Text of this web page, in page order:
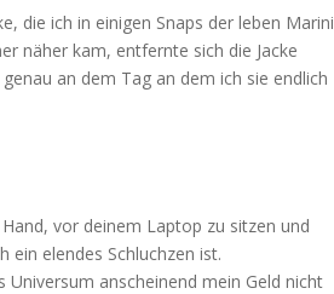
die ich in einigen Snaps der leben Marini
näher kam, entfernte sich die Jacke
an dem Tag an dem ich sie endlich
vor deinem Laptop zu sitzen und
ein elendes Schluchzen ist.
anscheinend mein Geld nicht